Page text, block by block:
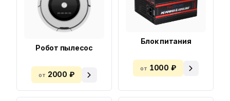
Робот пылесос
от 2000 ₽
Блок питания
от 1000 ₽